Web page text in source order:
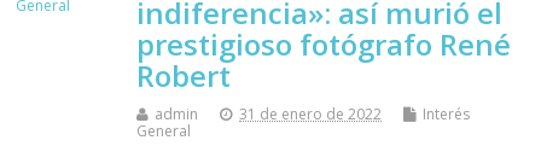
indiferencia»: así murió el
prestigioso fotógrafo René
Robert
admin 31 de enero de 2022
Interés
General